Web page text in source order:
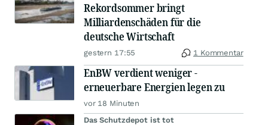
Rekordsommer bringt
Milliardenschäden für die
deutsche Wirtschaft
gestern 17:55 1 Kommentar
EnBW verdient weniger -
erneuerbare Energien legen zu
vor 18 Minuten
Das Schutzdepot ist tot